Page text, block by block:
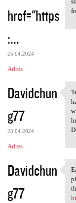
href="https
:...
25.04.2024
Adres
Davidchun
g77
25.04.2024
Adres
Davidchun
g77